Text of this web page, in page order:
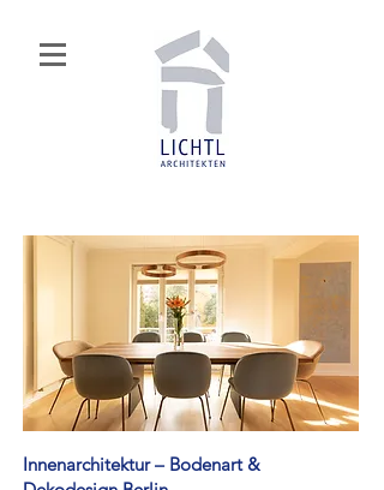
Innenarchitektur – Bodenart &